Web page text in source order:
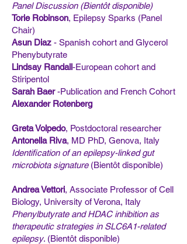
Panel Discussion (Bientôt disponible)
Torie Robinson, Epilepsy Sparks (Panel
Chair)
Asun Diaz - Spanish cohort and Glycerol
Phenybutyrate
Lindsay Randall-European cohort and
Stiripentol
Sarah Baer-Publication and French Cohort
Alexander Rotenberg
Greta Volpedo, Postdoctoral researcher
Antonella Riva, MD PhD, Genova, Italy
Identification of an epilepsy-linked gut
microbiota signature(Bientôt disponible)
Andrea Vettori, Associate Professor of Cell
Biology, University of Verona, Italy
Phenylbutyrate and HDAC inhibition as
therapeutic strategies in SLC6A1-related
epilepsy. (Bientôt disponible)